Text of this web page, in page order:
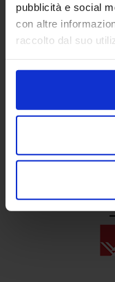
pubblicità e social
con altre
raccolto dal suo